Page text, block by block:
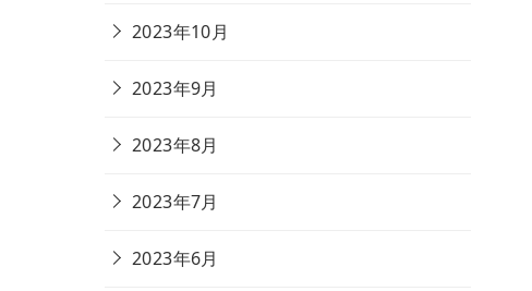
2023年10月
2023年9月
2023年8月
2023年7月
2023年6月